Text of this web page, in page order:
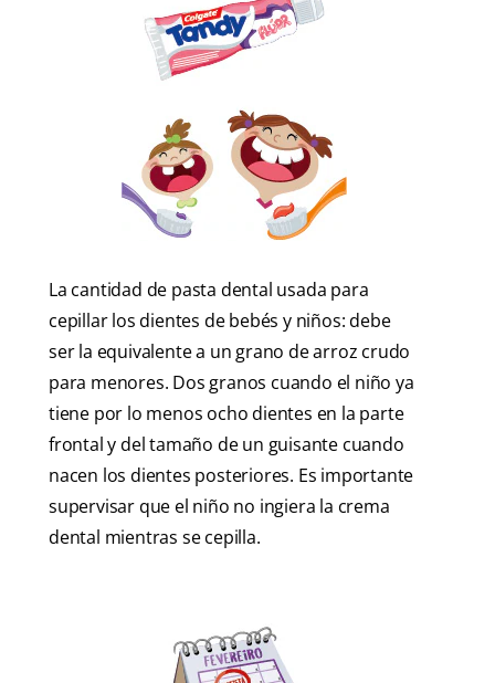
La cantidad de pasta dental usada para
cepillar los dientes de bebés y niños: debe
ser la equivalente a un grano de arroz crudo
para menores. Dos granos cuando el niño ya
tiene por lo menos ocho dientes en la parte
frontal y del tamaño de un guisante cuando
nacen los dientes posteriores. Es importante
supervisar que el niño no ingiera la crema
dental mientras se cepilla.